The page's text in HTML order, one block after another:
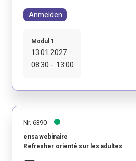
Anmelden
Modul 1
13.01.2027
08:30 - 13:00
Nr. 6390
ensa webinaire
Refresher orienté sur les adultes